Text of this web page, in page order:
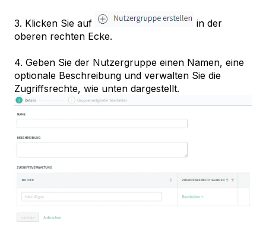
3. Klicken Sie auf
in der
oberen rechten Ecke.
4. Geben Sie der Nutzergruppe einen Namen, eine
optionale Beschreibung und verwalten Sie die
Zugriffsrechte, wie unten dargestellt.